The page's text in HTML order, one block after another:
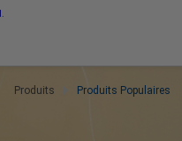
Produits Produits Populaires